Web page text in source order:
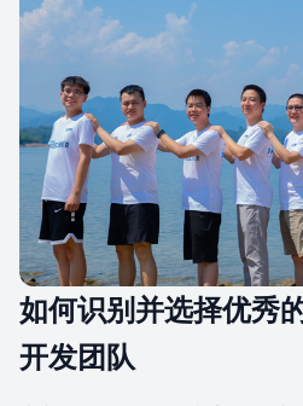
如何识别并选择优秀
开发团队